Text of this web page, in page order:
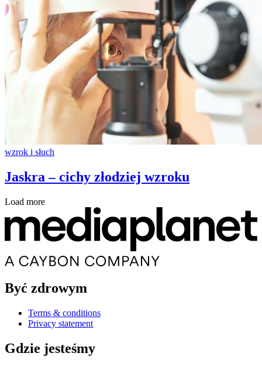
wzrok i słuch
Jaskra – cichy złodziej wzroku
Load more
Być zdrowym
Terms & conditions
Privacy statement
Gdzie jesteśmy